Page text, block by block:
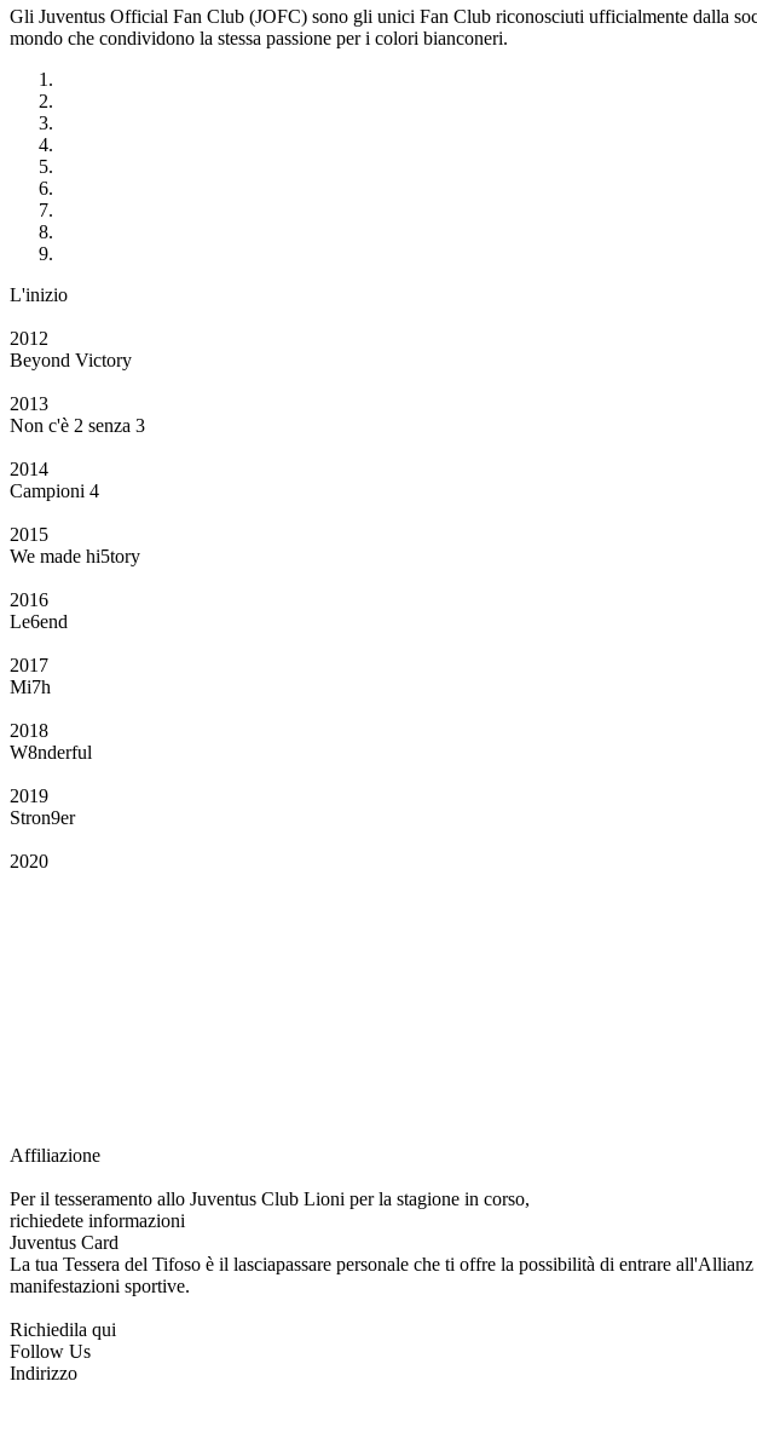
Gli Juventus Official Fan Club (JOFC) sono gli unici Fan Club riconosciuti ufficialmente dalla
mondo che condividono la stessa passione per i colori bianconeri.
L'inizio
2012
Beyond Victory
2013
Non c'è 2 senza 3
2014
Campioni 4
2015
We made hi5tory
2016
Le6end
2017
Mi7h
2018
W8nderful
2019
Stron9er
2020
Affiliazione
Per il tesseramento allo Juventus Club Lioni per la stagione in corso,
richiedete informazioni
Juventus Card
La tua Tessera del Tifoso è il lasciapassare personale che ti offre la possibilità di entrare
manifestazioni sportive.
Richiedila qui
Follow Us
Indirizzo